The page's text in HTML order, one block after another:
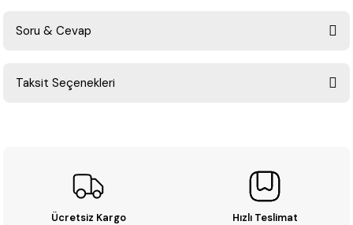
Soru & Cevap
Taksit Seçenekleri
Ücretsiz Kargo Hızlı Teslimat